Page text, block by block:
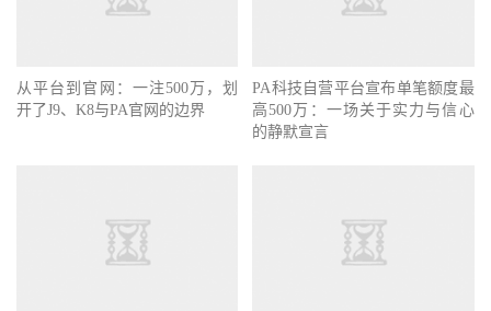
从平台到官网：一注500万，划
开了J9、K8与PA官网的边界
PA科技自营平台宣布单笔额度最
高500万：一场关于实力与信心
的静默宣言